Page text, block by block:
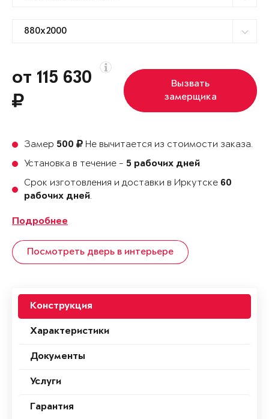
от 115 630
Вызвать
замерщика
Замер 500
Не вычитается из стоимости заказа.
Установка в течение - 5 рабочих дней
Срок изготовления и доставки в Иркутске 60
рабочих дней.
Подробнее
Посмотреть дверь в интерьере
Конструкция
Характеристики
Документы
Услуги
Гарантия